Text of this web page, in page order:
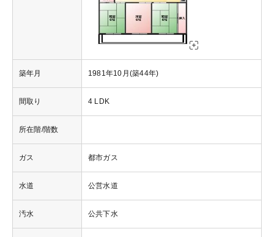
築年月 1981年10月(築44年)
間取り 4 LDK
所在階/階数
ガス 都市ガス
水道 公営水道
汚水 公共下水